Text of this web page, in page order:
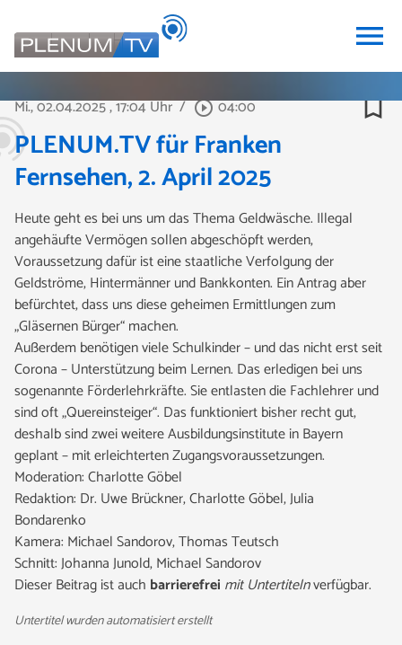
menu
Mi., 02.04.2025, 17:04 Uhr / play_circle_outline04:00 bookmark_border
PLENUM.TV für Franken
Fernsehen, 2. April 2025
Heute geht es bei uns um das Thema Geldwäsche. Illegal
angehäufte Vermögen sollen abgeschöpft werden,
Voraussetzung dafür ist eine staatliche Verfolgung der
Geldströme, Hintermänner und Bankkonten. Ein Antrag aber
befürchtet, dass uns diese geheimen Ermittlungen zum
„Gläsernen Bürger“ machen.
Außerdem benötigen viele Schulkinder – und das nicht erst seit
Corona – Unterstützung beim Lernen. Das erledigen bei uns
sogenannte Förderlehrkräfte. Sie entlasten die Fachlehrer und
sind oft „Quereinsteiger“. Das funktioniert bisher recht gut,
deshalb sind zwei weitere Ausbildungsinstitute in Bayern
geplant – mit erleichterten Zugangsvoraussetzungen.
Moderation: Charlotte Göbel
Redaktion: Dr. Uwe Brückner, Charlotte Göbel, Julia
Bondarenko
Kamera: Michael Sandorov, Thomas Teutsch
Schnitt: Johanna Junold, Michael Sandorov
Dieser Beitrag ist auch barrierefrei mit Untertitelnverfügbar.
Untertitel wurden automatisiert erstellt